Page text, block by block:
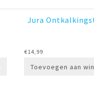
Jura
€14,99
Toevoegen aan